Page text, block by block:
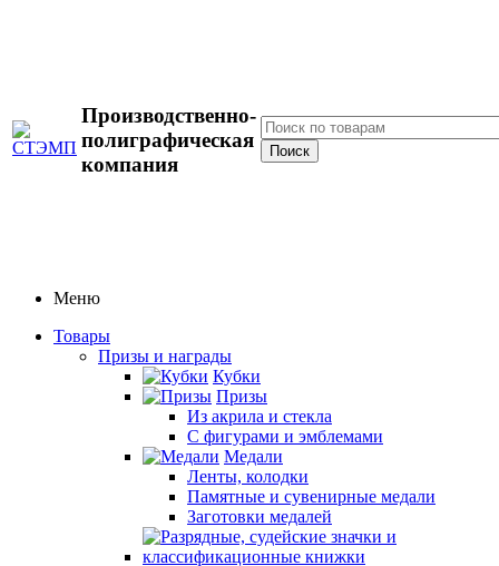
Производственно-
полиграфическая
компания
Меню
Товары
Призы и награды
Кубки
Призы
Из акрила и стекла
С фигурами и эмблемами
Медали
Ленты, колодки
Памятные и сувенирные медали
Заготовки медалей